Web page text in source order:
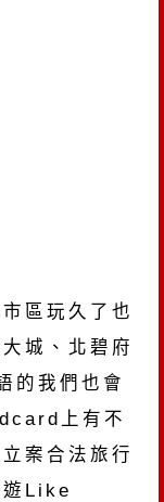
區玩久了也
城、北碧府
的我們也會
上有不
案合法旅行
遊Like